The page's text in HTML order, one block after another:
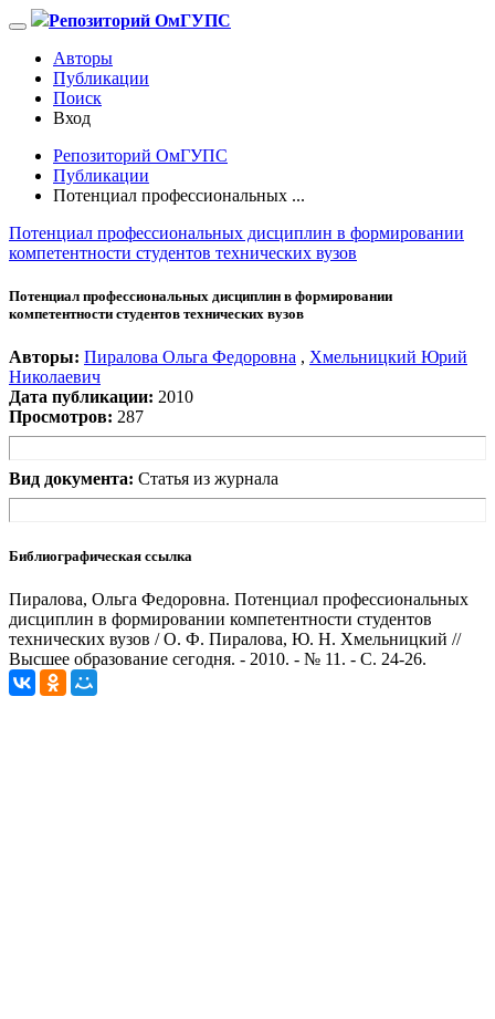
Репозиторий ОмГУПС
Авторы
Публикации
Поиск
Вход
Репозиторий ОмГУПС
Публикации
Потенциал профессиональных ...
Потенциал профессиональных дисциплин в формировании
компетентности студентов технических вузов
Потенциал профессиональных дисциплин в формировании
компетентности студентов технических вузов
Авторы: Пиралова Ольга Федоровна , Хмельницкий Юрий
Николаевич
Дата публикации: 2010
Просмотров: 287
Вид документа: Статья из журнала
Библиографическая ссылка
Пиралова, Ольга Федоровна. Потенциал профессиональных
дисциплин в формировании компетентности студентов
технических вузов / О. Ф. Пиралова, Ю. Н. Хмельницкий //
Высшее образование сегодня. - 2010. - № 11. - С. 24-26.